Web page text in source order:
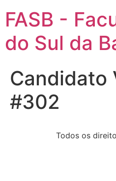
FASB -
do Sul da
Candidato
#302
Todos os